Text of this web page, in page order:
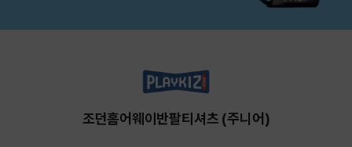
조던홈어웨이반팔티셔츠 (주니어)